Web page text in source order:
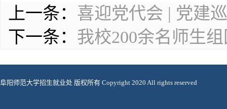
上一条： 喜迎党代会 | 党建
下一条： 我校200余名师生
阜阳师范大学招生就业处 版权所有 Copyright 2020 All rights reserved